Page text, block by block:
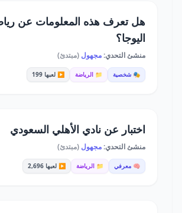
هل تعرف هذه المعلومات عن
اليوجا؟
منشئ التحدي:مجهول (مبتدئ)
🎭 شخصية 📁 الرياضة ▶️ لعبها 199
اختبار عن نادي الأهلي السعودي
منشئ التحدي:مجهول (مبتدئ)
🧠 معرفي 📁 الرياضة ▶️ لعبها 2,696